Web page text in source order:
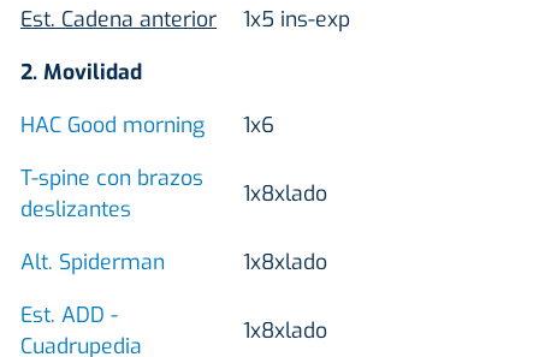
Est. Cadena anterior
1x5 ins-exp
2. Movilidad
HAC Good morning
1x6
T-spine con brazos
deslizantes
1x8xlado
Alt. Spiderman
1x8xlado
Est. ADD -
Cuadrupedia
1x8xlado